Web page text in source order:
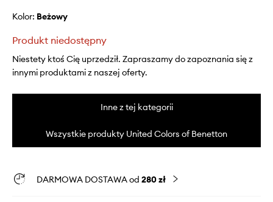
Kolor: beżowy
Produkt niedostępny
Niestety ktoś Cię uprzedził. Zapraszamy do zapoznania się z
innymi produktami z naszej oferty.
Inne z tej kategorii
Wszystkie produkty United Colors of Benetton
DARMOWA DOSTAWA od 280 zł